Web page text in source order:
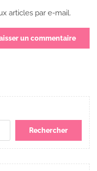
articles par e-mail.
Rechercher